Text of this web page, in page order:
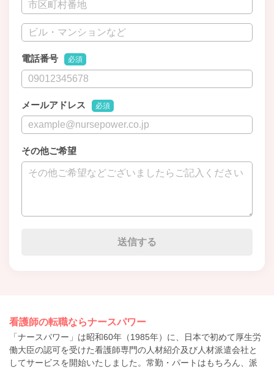
電話番号 必須
メールアドレス 必須
その他ご希望
看護師の転職ならナースパワー
「ナースパワー」は昭和60年（1985年）に、日本で初めて厚生労
働大臣の認可を受けた看護師専門の人材紹介及び人材派遣会社と
してサービスを開始いたしました。常勤・パートはもちろん、派